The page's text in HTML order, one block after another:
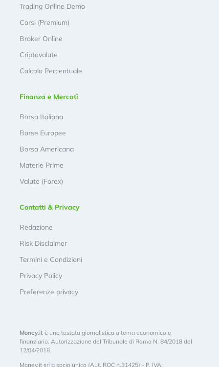
Trading Online Demo
Corsi (Premium)
Broker Online
Criptovalute
Calcolo Percentuale
Finanza e Mercati
Borsa Italiana
Borse Europee
Borsa Americana
Materie Prime
Valute (Forex)
Contatti & Privacy
Redazione
Risk Disclaimer
Termini e Condizioni
Privacy Policy
Preferenze privacy
Money.it è una testata giornalistica a tema economico e
finanziario. Autorizzazione del Tribunale di Roma N. 84/2018 del
12/04/2018.
Money.it srl a socio unico (Aut. ROC n.31425) - P. IVA: